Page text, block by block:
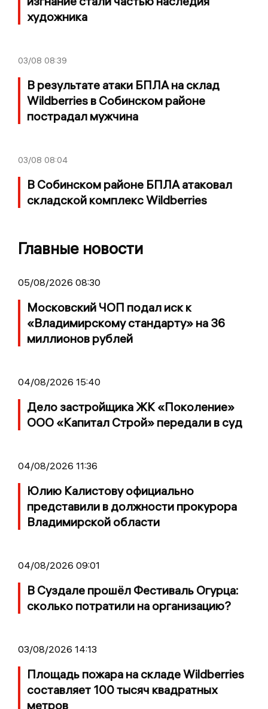
художника
03/08 08:39
В результате атаки БПЛА на склад
Wildberries в Собинском районе
пострадал мужчина
03/08 08:04
В Собинском районе БПЛА атаковал
складской комплекс Wildberries
Главные новости
05/08/2026 08:30
Московский ЧОП подал иск к
«Владимирскому стандарту» на 36
миллионов рублей
04/08/2026 15:40
Дело застройщика ЖК «Поколение»
ООО «Капитал Строй» передали в суд
04/08/2026 11:36
Юлию Калистову официально
представили в должности прокурора
Владимирской области
04/08/2026 09:01
В Суздале прошёл Фестиваль Огурца:
сколько потратили на организацию?
03/08/2026 14:13
Площадь пожара на складе Wildberries
составляет 100 тысяч квадратных
метров